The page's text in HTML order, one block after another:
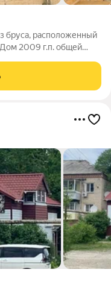
бруса, расположенный
Дом 2009 г.п. общей
и